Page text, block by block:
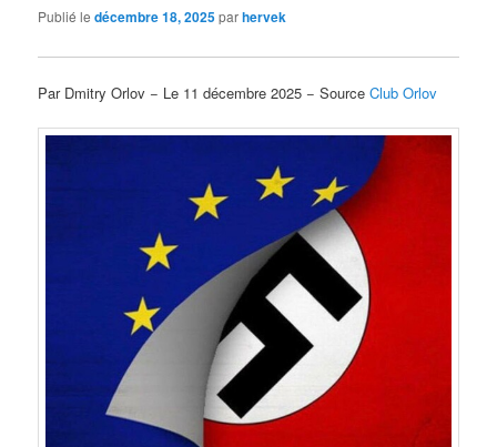
Publié ledécembre 18, 2025parhervek
Par Dmitry Orlov − Le 11 décembre 2025 − SourceClub Orlov